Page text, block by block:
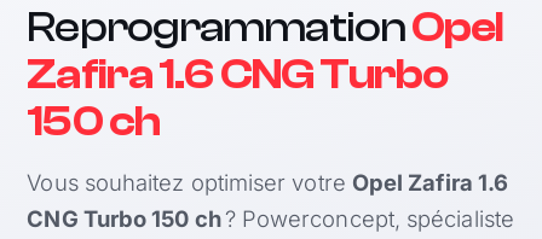
ReprogrammationOpel
Zafira 1.6 CNG Turbo
150 ch
Vous souhaitez optimiser votre Opel Zafira 1.6
CNG Turbo 150 ch? Powerconcept, spécialiste